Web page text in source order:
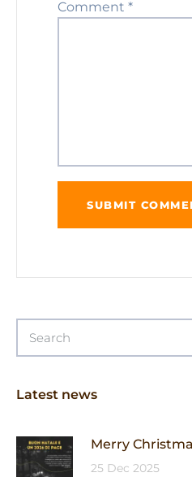
Comment *
Latest news
Merry
25 Dec 2025